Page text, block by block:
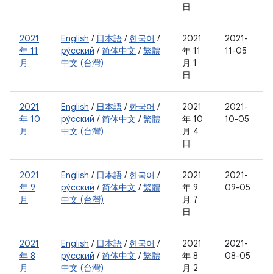
日
2021
年 11
月
English / 日本語 / 한국어 /
ру́сский /简体中文 /繁體
中文 (台灣)
2021
年 11
月 1
日
2021-
11-05
2021
年 10
月
English / 日本語 / 한국어 /
ру́сский /简体中文 /繁體
中文 (台灣)
2021
年 10
月 4
日
2021-
10-05
2021
年 9
月
English / 日本語 / 한국어 /
ру́сский /简体中文 /繁體
中文 (台灣)
2021
年 9
月 7
日
2021-
09-05
2021
年 8
月
English / 日本語 / 한국어 /
ру́сский /简体中文 /繁體
中文 (台灣)
2021
年 8
月 2
2021-
08-05